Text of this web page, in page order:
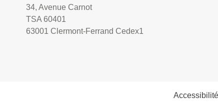
34, Avenue Carnot
TSA 60401
63001 Clermont-Ferrand Cedex1